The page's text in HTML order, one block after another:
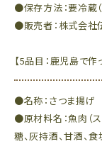
●保存方法：要冷蔵
●販売者：株式会
【5品目：鹿児島で
●名称：さつま揚げ
●原材料名：魚肉（ス
糖、灰持酒、甘酒、食